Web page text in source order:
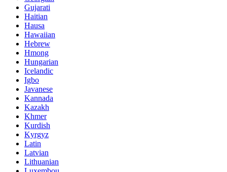
Gujarati
Haitian
Hausa
Hawaiian
Hebrew
Hmong
Hungarian
Icelandic
Igbo
Javanese
Kannada
Kazakh
Khmer
Kurdish
Kyrgyz
Latin
Latvian
Lithuanian